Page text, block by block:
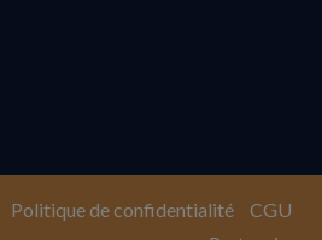
Politique de confidentialité
CGU